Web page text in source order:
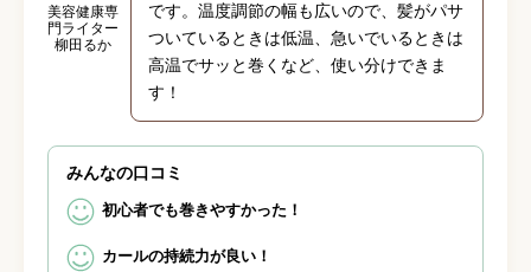
美容健康専
門ライター
柳田るか
です。温度調節の幅も広いので、髪がパサ
ついているときは低温、急いでいるときは
高温でサッと巻くなど、使い分けできま
す！
みんなの口コミ
初心者でも巻きやすかった！
カールの持続力が良い！